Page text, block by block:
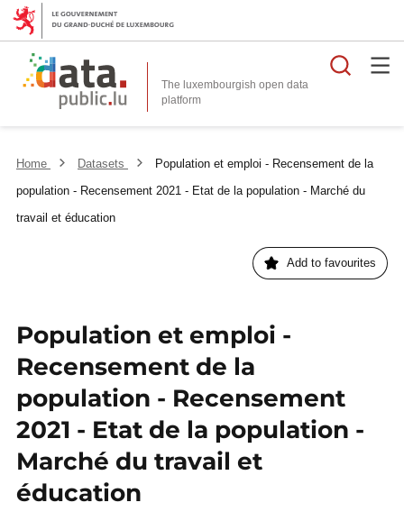
The luxembourgish open data
platform
Home Datasets
Population et emploi - Recensement de la
population - Recensement 2021 - Etat de la population - Marché du
travail et éducation
Add to favourites
Population et emploi -
Recensement de la
population - Recensement
2021 - Etat de la population -
Marché du travail et
éducation